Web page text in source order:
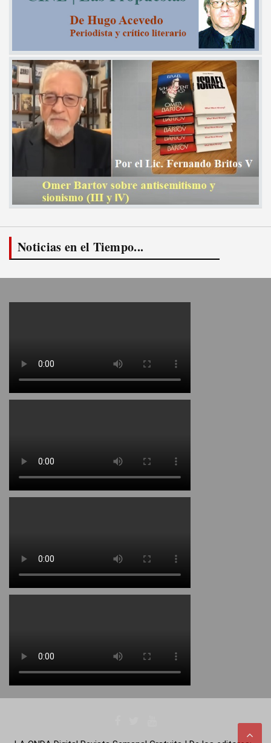
Noticias en el Tiempo...